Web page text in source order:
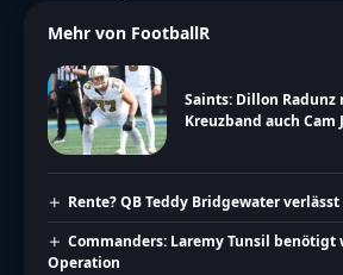
Mehr von FootballR
Saints: Dillon Radunz
Kreuzband auch Cam
Rente? QB Teddy Bridgewater
Commanders: Laremy Tunsil
Operation